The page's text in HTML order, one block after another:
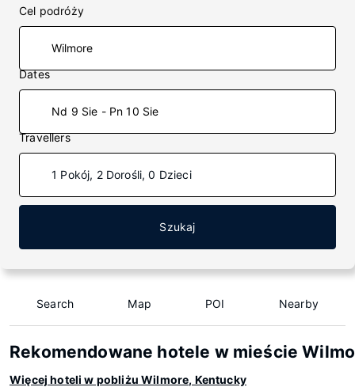
Cel podróży
Dates
Nd 9 Sie - Pn 10 Sie
Travellers
1 Pokój, 2 Dorośli, 0 Dzieci
Szukaj
Search Map POI Nearby
Rekomendowane hotele w mieście
Więcej hoteli w pobliżu Wilmore, Kentucky